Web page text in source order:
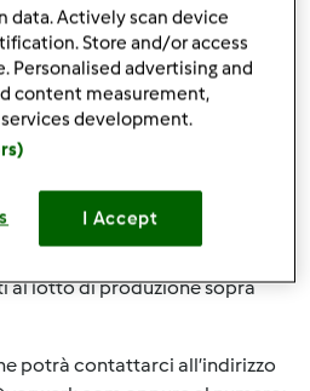
di un ulteriore anno la
che sono stati fabbricati a
Questo significa che tutti
di service che inizia dal
di questa estensione e non
sono informati che
al lotto di produzione sopra
potrà contattarci all’indirizzo
data. Actively scan device
Store and/or access
Personalised advertising and
content measurement,
development.
I Accept